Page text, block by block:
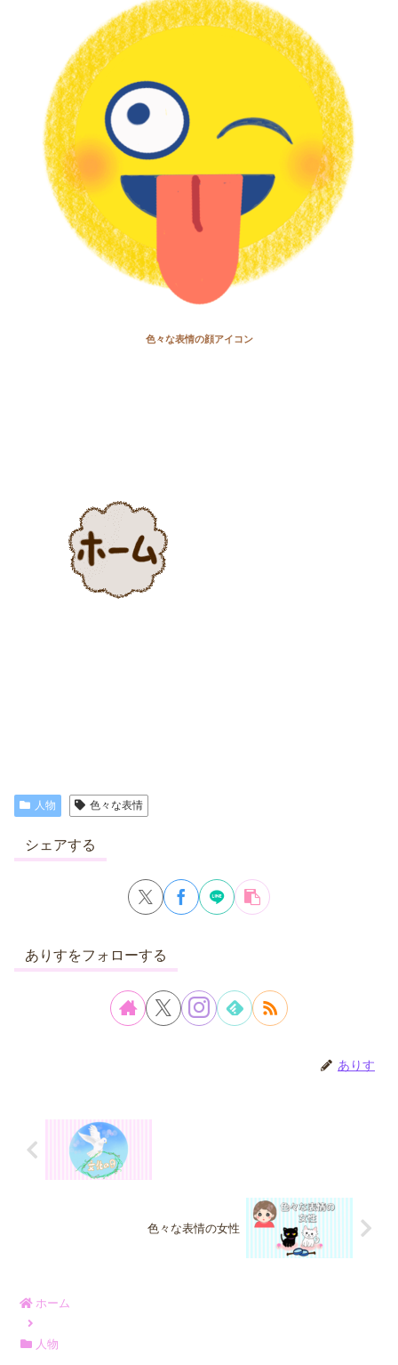
色々な表情の顔アイコン
人物 色々な表情
シェアする
ありすをフォローする
ありす
色々な表情の女性
ホーム
人物